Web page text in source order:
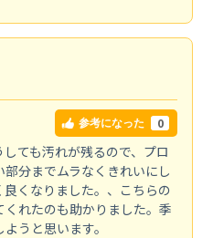
参考になった 0
ても汚れが残るので、プロ
分までムラなくきれいにし
くなりました。、こちらの
れたのも助かりました。季
うと思います。